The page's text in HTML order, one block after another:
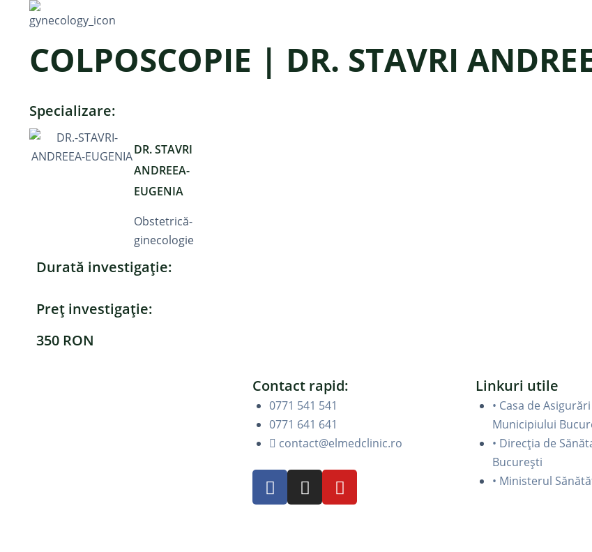
COLPOSCOPIE | DR. STAVRI
Specializare:
DR. STAVRI
ANDREEA-
EUGENIA
Obstetrică-
ginecologie
Durată investigație:
Preț investigație:
350 RON
Contact rapid:
0771 541 541
0771 641 641
contact@elmedclinic.ro
Linkuri utile
• Casa de
Municipiului
• Direcția de
București
• Ministerul